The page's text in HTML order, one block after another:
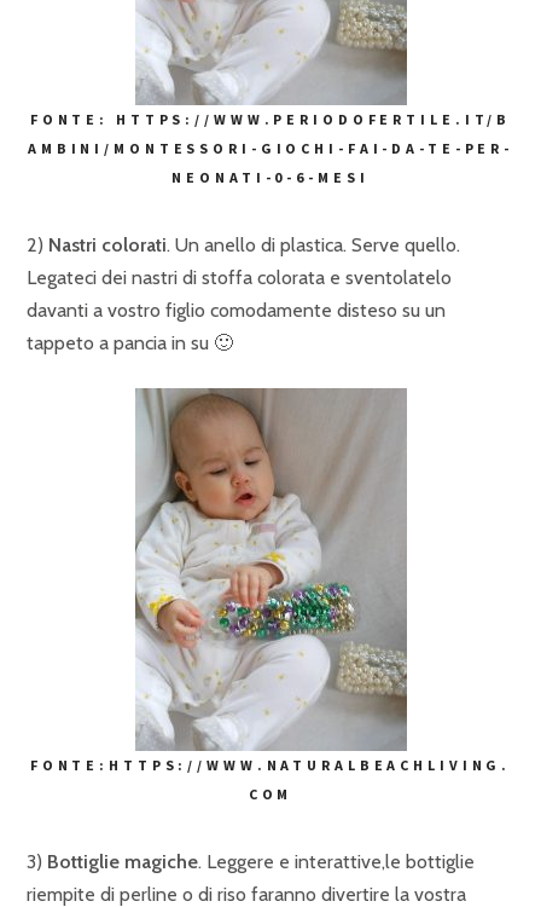
FONTE: HTTPS://WWW.PERIODOFERTILE.IT/B
AMBINI/MONTESSORI-GIOCHI-FAI-DA-TE-PER-
NEONATI-0-6-MESI
2) Nastri colorati. Un anello di plastica. Serve quello.
Legateci dei nastri di stoffa colorata e sventolatelo
davanti a vostro figlio comodamente disteso su un
tappeto a pancia in su 🙂
FONTE:HTTPS://WWW.NATURALBEACHLIVING.
COM
3) Bottiglie magiche. Leggere e interattive,le bottiglie
riempite di perline o di riso faranno divertire la vostra